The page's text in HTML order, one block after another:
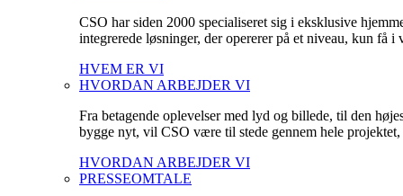
CSO har siden 2000 specialiseret sig i eksklusive
integrerede løsninger, der opererer på et niveau, kun få i
HVEM ER VI
HVORDAN ARBEJDER VI
Fra betagende oplevelser med lyd og billede, til den
bygge nyt, vil CSO være til stede gennem hele
HVORDAN ARBEJDER VI
PRESSEOMTALE